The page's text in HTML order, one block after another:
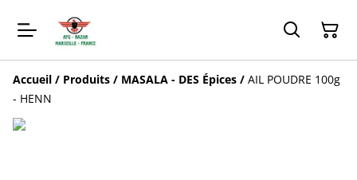
Accueil / Produits / MASALA - DES Épices / AIL POUDRE 100g
- HENN